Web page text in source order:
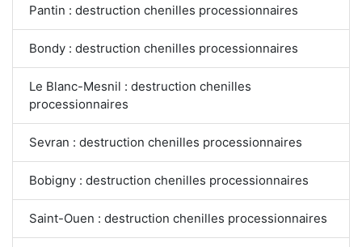
Pantin : destruction chenilles processionnaires
Bondy : destruction chenilles processionnaires
Le Blanc-Mesnil : destruction chenilles
processionnaires
Sevran : destruction chenilles processionnaires
Bobigny : destruction chenilles processionnaires
Saint-Ouen : destruction chenilles processionnaires